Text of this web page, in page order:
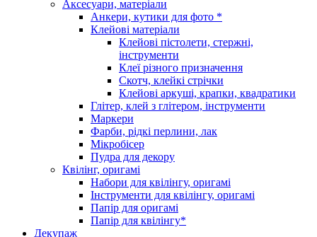
Аксесуари, матеріали
Анкери, кутики для фото *
Клейові матеріали
Клейові пістолети, стержні,
інструменти
Клеї різного призначення
Скотч, клейкі стрічки
Клейові аркуші, крапки, квадратики
Глітер, клей з глітером, інструменти
Маркери
Фарби, рідкі перлини, лак
Мікробісер
Пудра для декору
Квілінг, оригамі
Набори для квілінгу, оригамі
Інструменти для квілінгу, оригамі
Папір для оригамі
Папір для квілінгу*
Декупаж